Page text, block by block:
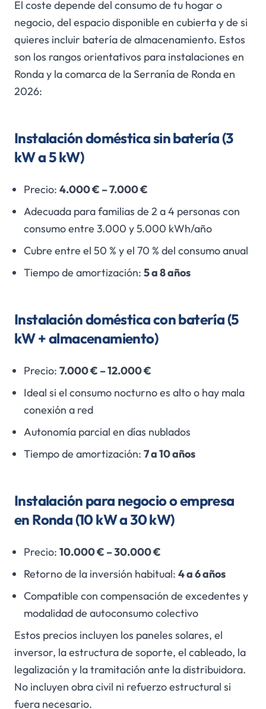
El coste depende del consumo de tu hogar o
negocio, del espacio disponible en cubierta y de si
quieres incluir batería de almacenamiento. Estos
son los rangos orientativos para instalaciones en
Ronda y la comarca de la Serranía de Ronda en
2026:
Instalación doméstica sin batería (3
kW a 5 kW)
Precio: 4.000 € – 7.000 €
Adecuada para familias de 2 a 4 personas con
consumo entre 3.000 y 5.000 kWh/año
Cubre entre el 50 % y el 70 % del consumo anual
Tiempo de amortización: 5 a 8 años
Instalación doméstica con batería (5
kW + almacenamiento)
Precio: 7.000 € – 12.000 €
Ideal si el consumo nocturno es alto o hay mala
conexión a red
Autonomía parcial en días nublados
Tiempo de amortización: 7 a 10 años
Instalación para negocio o empresa
en Ronda (10 kW a 30 kW)
Precio: 10.000 € – 30.000 €
Retorno de la inversión habitual: 4 a 6 años
Compatible con compensación de excedentes y
modalidad de autoconsumo colectivo
Estos precios incluyen los paneles solares, el
inversor, la estructura de soporte, el cableado, la
legalización y la tramitación ante la distribuidora.
No incluyen obra civil ni refuerzo estructural si
fuera necesario.